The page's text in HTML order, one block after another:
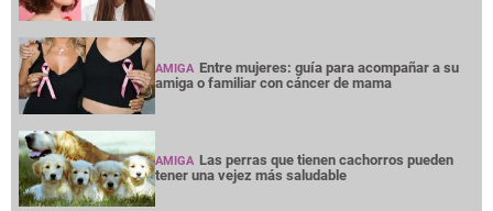
AMIGA Entre mujeres: guía para acompañar a su
amiga o familiar con cáncer de mama
AMIGA Las perras que tienen cachorros pueden
tener una vejez más saludable